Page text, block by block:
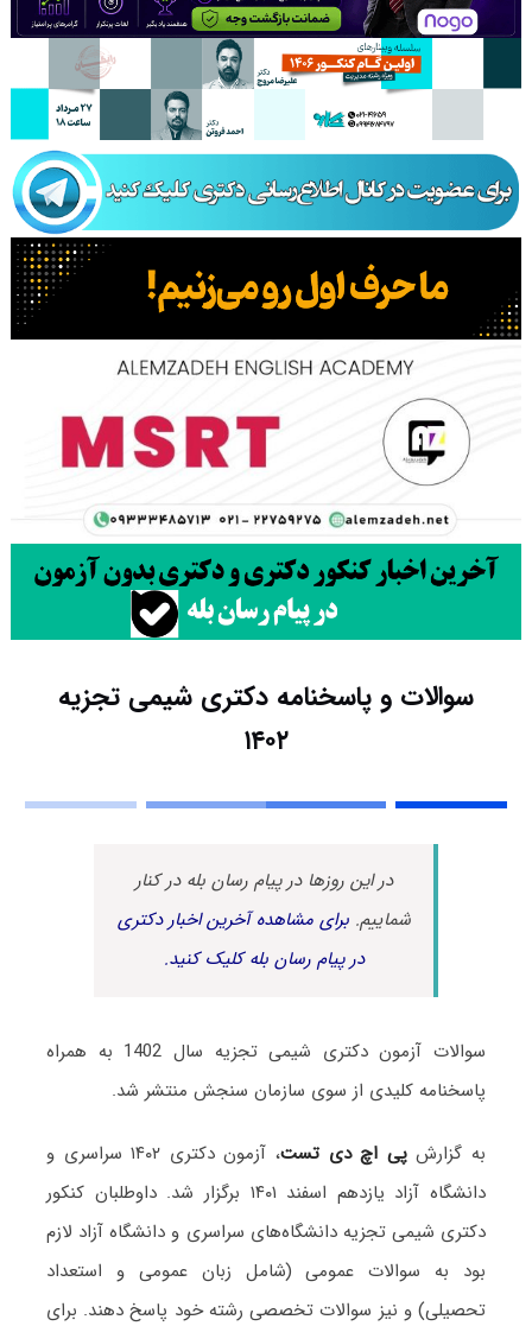
سوالات و پاسخنامه دکتری شیمی تجزیه
۱۴۰۲
در این روزها در پیام رسان بله در کنار
شماییم.برای مشاهده آخرین اخبار دکتری
در پیام رسان بله کلیک کنید.
سوالات آزمون دکتری شیمی تجزیه سال 1402 به همراه
پاسخنامه کلیدی از سوی سازمان سنجش منتشر شد.
به گزارشپی اچ دی تست
، آزمون دکتری ۱۴۰۲ سراسری و
دانشگاه آزاد یازدهم اسفند ۱۴۰۱ برگزار شد. داوطلبان کنکور
دکتری شیمی تجزیه دانشگاه‌های سراسری و دانشگاه آزاد لازم
بود به سوالات عمومی (شامل زبان عمومی و استعداد
تحصیلی) و نیز سوالات تخصصی رشته خود پاسخ دهند. برای